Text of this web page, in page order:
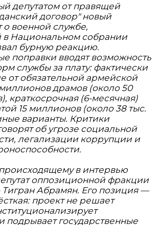
депутатом от правящей
договор" новый
о военной службе,
Национальном собрании
бурную реакцию.
поправки вводят возможность
службы за плату: фактически
от обязательной армейской
драмов (около 50
краткосрочная (6-месячная)
15 миллионов (около 38 тыс.
варианты. Критики
об угрозе социальной
легализации коррупции и
в интервью
оппозиционной фракции
Тигран Абрамян. Его позиция —
проект не решает
подрывает государственные